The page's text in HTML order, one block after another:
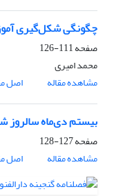
چگونگی شکل‌گیری
صفحه111-126
محمد امیری
مشاهده مقاله
اصل
بیستم دی‌ماه سالروز
صفحه127-128
مشاهده مقاله
اصل